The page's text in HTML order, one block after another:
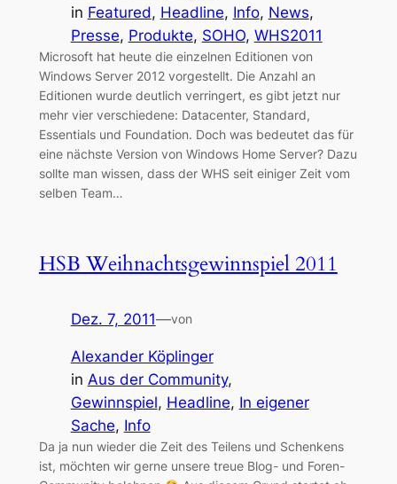
in Featured, Headline, Info, News
Presse, Produkte, SOHO, WHS2011
Microsoft hat heute die einzelnen Editionen von
Windows Server 2012 vorgestellt. Die Anzahl an
Editionen wurde deutlich verringert, es gibt jetzt nur
mehr vier verschiedene: Datacenter, Standard,
Essentials und Foundation. Doch was bedeutet das für
eine nächste Version von Windows Home Server? Dazu
sollte man wissen, dass der WHS seit einiger Zeit vom
selben Team…
HSB Weihnachtsgewinnspiel 2011
Dez. 7, 2011—von
Alexander Köplinger
in Aus der Community
Gewinnspiel, Headline, In eigener
Sache, Info
Da ja nun wieder die Zeit des Teilens und Schenkens
ist, möchten wir gerne unsere treue Blog- und Foren-